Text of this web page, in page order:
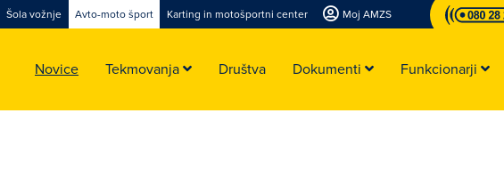
Šola vožnje Avto-moto šport Karting in motošportni center Moj AMZS
Novice Tekmovanja Društva Dokumenti Funkcionarji